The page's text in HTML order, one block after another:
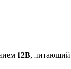
12В, питающий